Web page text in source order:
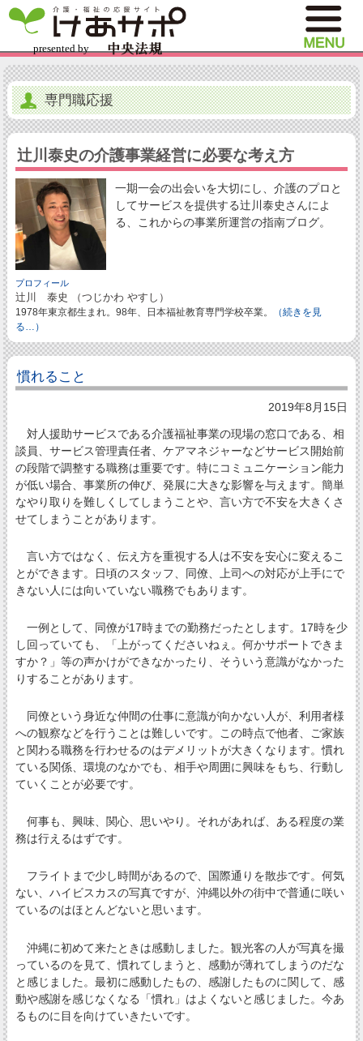
専門職応援
辻川泰史の介護事業経営に必要な考え方
一期一会の出会いを大切にし、介護のプロと
してサービスを提供する辻川泰史さんによ
る、これからの事業所運営の指南ブログ。
プロフィール
辻川 泰史 （つじかわ やすし）
1978年東京都生まれ。98年、日本福祉教育専門学校卒業。
（続きを見
る…）
慣れること
2019年8月15日
対人援助サービスである介護福祉事業の現場の窓口である、相
談員、サービス管理責任者、ケアマネジャーなどサービス開始前
の段階で調整する職務は重要です。特にコミュニケーション能力
が低い場合、事業所の伸び、発展に大きな影響を与えます。簡単
なやり取りを難しくしてしまうことや、言い方で不安を大きくさ
せてしまうことがあります。
言い方ではなく、伝え方を重視する人は不安を安心に変えるこ
とができます。日頃のスタッフ、同僚、上司への対応が上手にで
きない人には向いていない職務でもあります。
一例として、同僚が17時までの勤務だったとします。17時を少
し回っていても、「上がってくださいねぇ。何かサポートできま
すか？」等の声かけができなかったり、そういう意識がなかった
りすることがあります。
同僚という身近な仲間の仕事に意識が向かない人が、利用者様
への観察などを行うことは難しいです。この時点で他者、ご家族
と関わる職務を行わせるのはデメリットが大きくなります。慣れ
ている関係、環境のなかでも、相手や周囲に興味をもち、行動し
ていくことが必要です。
何事も、興味、関心、思いやり。それがあれば、ある程度の業
務は行えるはずです。
フライトまで少し時間があるので、国際通りを散歩です。何気
ない、ハイビスカスの写真ですが、沖縄以外の街中で普通に咲い
ているのはほとんどないと思います。
沖縄に初めて来たときは感動しました。観光客の人が写真を撮
っているのを見て、慣れてしまうと、感動が薄れてしまうのだな
と感じました。最初に感動したもの、感謝したものに関して、感
動や感謝を感じなくなる「慣れ」はよくないと感じました。今あ
るものに目を向けていきたいです。